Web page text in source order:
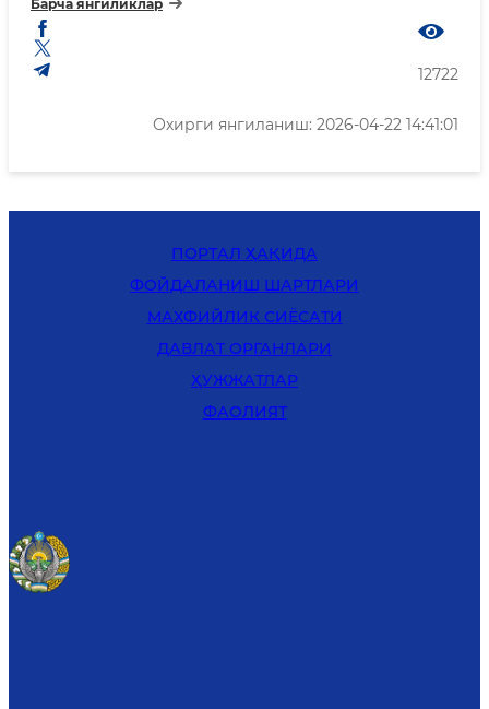
Барча янгиликлар
12722
Охирги янгиланиш: 2026-04-22 14:41:01
ПОРТАЛ ҲАҚИДА
ФОЙДАЛАНИШ ШАРТЛАРИ
MАХФИЙЛИК СИЁСАТИ
ДАВЛАТ ОРГАНЛАРИ
ҲУЖЖАТЛАР
ФАОЛИЯТ